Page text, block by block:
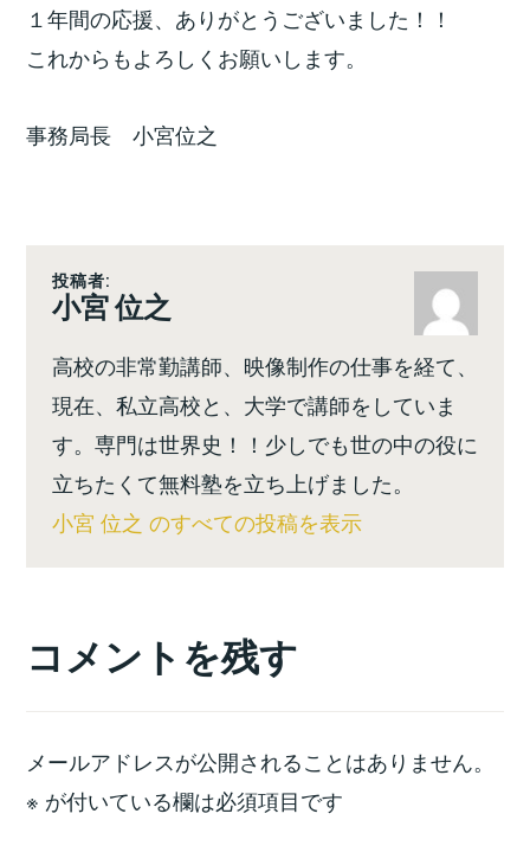
１年間の応援、ありがとうございました！！
これからもよろしくお願いします。
事務局長 小宮位之
投稿者:
小宮 位之
高校の非常勤講師、映像制作の仕事を経て、
現在、私立高校と、大学で講師をしていま
す。専門は世界史！！少しでも世の中の役に
立ちたくて無料塾を立ち上げました。
小宮 位之 のすべての投稿を表示
コメントを残す
メールアドレスが公開されることはありません。
※ が付いている欄は必須項目です